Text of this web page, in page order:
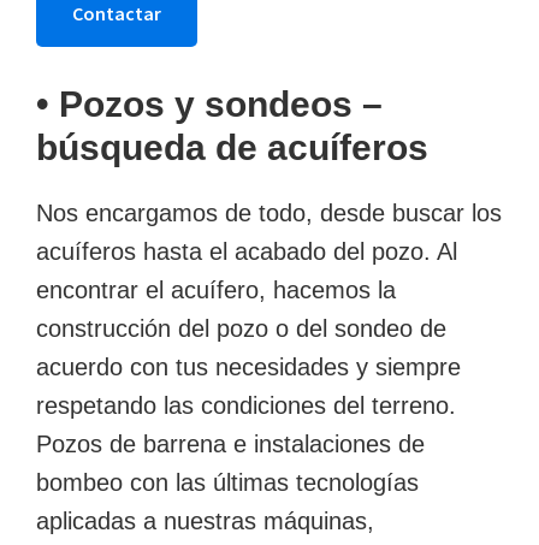
Contactar
• Pozos y sondeos –
búsqueda de acuíferos
Nos encargamos de todo, desde buscar los
acuíferos hasta el acabado del pozo. Al
encontrar el acuífero, hacemos la
construcción del pozo o del sondeo de
acuerdo con tus necesidades y siempre
respetando las condiciones del terreno.
Pozos de barrena e instalaciones de
bombeo con las últimas tecnologías
aplicadas a nuestras máquinas,